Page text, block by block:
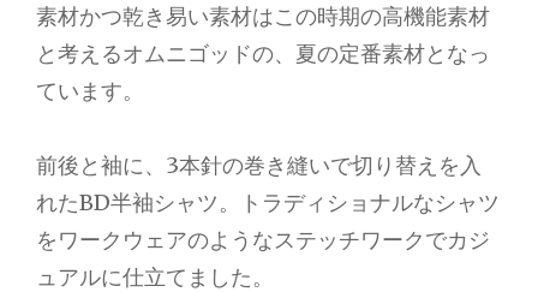
素材かつ乾き易い素材はこの時期の高機能素材
と考えるオムニゴッドの、夏の定番素材となっ
ています。
前後と袖に、3本針の巻き縫いで切り替えを入
れたBD半袖シャツ。トラディショナルなシャツ
をワークウェアのようなステッチワークでカジ
ュアルに仕立てました。